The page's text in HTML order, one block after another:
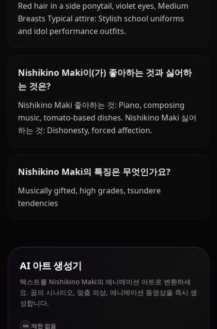
Red hair in a side ponytail, violet eyes, Medium
Breasts Typical attire: Stylish school uniforms
and idol performance outfits.
Nishikino Maki이(가) 좋아하는 것과 싫어하
는 것은?
Nishikino Maki 좋아하는 것: Piano, composing
music, tomato-based dishes. Nishikino Maki 싫어
하는 것: Dishonesty, forced affection.
Nishikino Maki의 특징은 무엇인가요?
Musically gifted, high grades, tsundere
tendencies
AI 아트 생성기
텍스트를 Nishikino Maki의 애니메이션 아트로 변환하세
요. 꿈의 시나리오, 맞춤 의상, 애니메이션 동영상을 즉시 생
성합니다.
제한 없음